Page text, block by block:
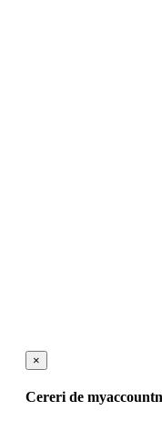
×
Cereri de myaccountn